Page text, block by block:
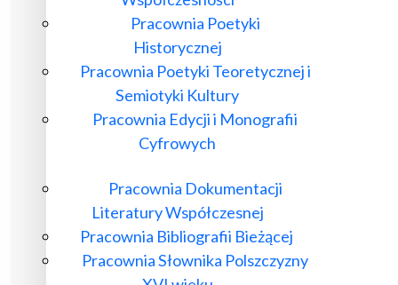
Pracownia Poetyki
Historycznej
Pracownia Poetyki Teoretycznej i
Semiotyki Kultury
Pracownia Edycji i Monografii
Cyfrowych
Pracownia Dokumentacji
Literatury Współczesnej
Pracownia Bibliografii Bieżącej
Pracownia Słownika Polszczyzny